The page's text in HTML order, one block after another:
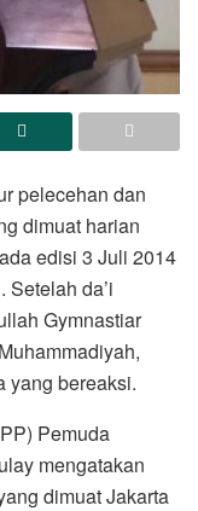
pelecehan dan
dimuat harian
edisi 3 Juli 2014
Setelah da’i
Gymnastiar
yang bereaksi.
Pemuda
mengatakan
dimuat Jakarta